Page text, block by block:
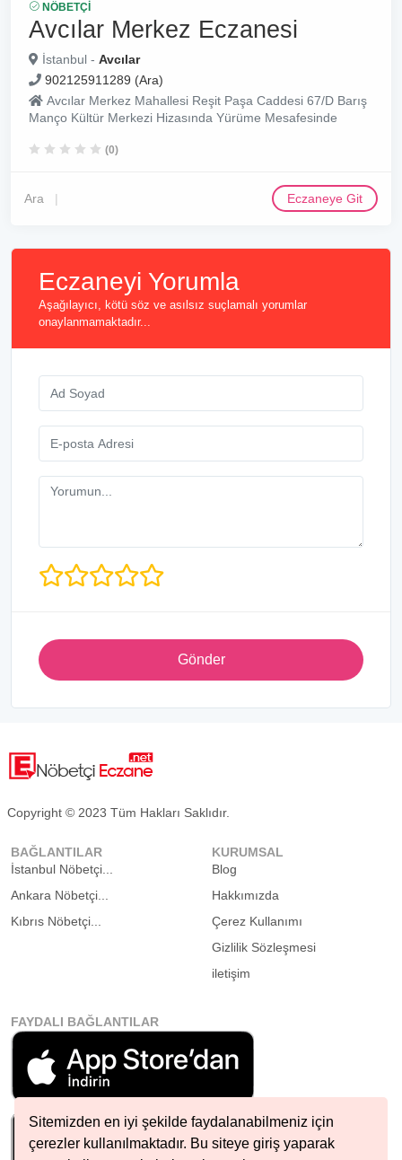
Sitemizden en iyi şekilde faydalanabilmeniz için
çerezler kullanılmaktadır. Bu siteye giriş yaparak
NÖBETÇI
Avcılar Merkez Eczanesi
İstanbul - Avcılar
902125911289 (Ara)
Avcılar Merkez Mahallesi Reşit Paşa Caddesi 67/D Barış
Manço Kültür Merkezi Hizasında Yürüme Mesafesinde
(0)
Ara Eczaneye Git
Eczaneyi Yorumla
Aşağılayıcı, kötü söz ve asılsız suçlamalı yorumlar
onaylanmamaktadır...
Gönder
Copyright © 2023 Tüm Hakları Saklıdır.
BAĞLANTILAR
İstanbul Nöbetçi...
Ankara Nöbetçi...
Kıbrıs Nöbetçi...
KURUMSAL
Blog
Hakkımızda
Çerez Kullanımı
Gizlilik Sözleşmesi
iletişim
FAYDALI BAĞLANTILAR